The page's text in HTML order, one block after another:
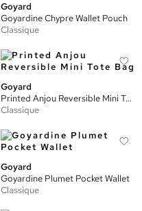
Goyard
Goyardine Chypre Wallet Pouch
Classique
Goyard
Printed Anjou Reversible Mini Tote Bag
Classique
Goyard
Goyardine Plumet Pocket Wallet
Classique